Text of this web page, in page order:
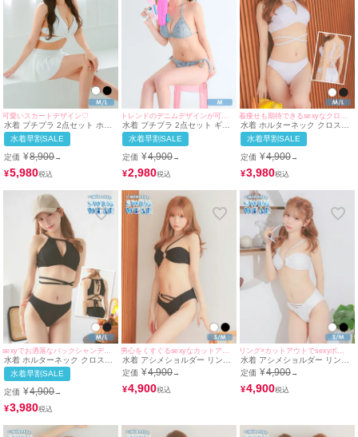
可愛いスカートデザイン♡
水着 プチプラ 2点セット ホル
ターネック 体型カバー ハイウ
エスト フリル 脚カバー シンプ
ル リボン スカートタイプ 白
ホワイト ビキニ (ちぴたん着
用/M~Lサイズ対応) |
myMinette/マイミネット
水着早割SALE
定価 ¥8,900→
¥5,980
トレンドのデニムデザインが可愛い♡
水着 プチプラ 2点セット ギャ
ル ホルターネック 三角ビキニ
紐ビキニ カジュアル シンプル
デニム 青 ブルベ (みのり着
用/Mサイズ着用) | myMinette/
マイミネット
水着早割SALE
定価 ¥4,900→
¥2,980
水着 ホルターネック クロスデ
ザイン Vカット アメリカンス
リーブ ワンカラー ギャル ビキ
ニ (ホワイト/若林萌々着用)
水着早割SALE
定価 ¥4,900→
¥3,980
sexyでお洒落なバックシャンデザイン♪
水着 ホルターネック クロスデ
ザイン アメリカンスリーブ ワ
ンカラー ギャル ビキニ (ブラ
ック/若林萌々着用))
水着早割SALE
定価 ¥4,900→
¥3,980
水着 アシメショルダー リング
付き カットアウト バンドゥ ワ
ンカラー ワッフル ギャル ビキ
ニ (ブラック/若林萌々着用)
定価 ¥4,900→
¥4,900
水着 アシメショルダー リング
付き カットアウト バンドゥ ワ
ンカラー ワッフル ギャル ビキ
ニ (ホワイト/若林萌々着用)
定価 ¥4,900→
¥4,900